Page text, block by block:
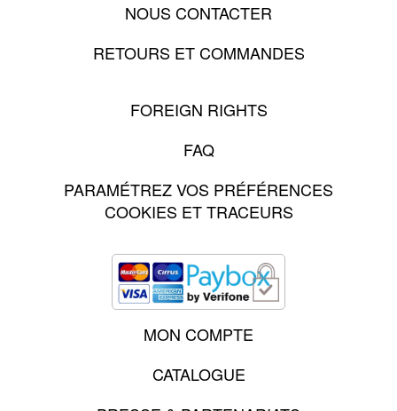
NOUS CONTACTER
RETOURS ET COMMANDES
FOREIGN RIGHTS
FAQ
PARAMÉTREZ VOS PRÉFÉRENCES
COOKIES ET TRACEURS
MON COMPTE
CATALOGUE